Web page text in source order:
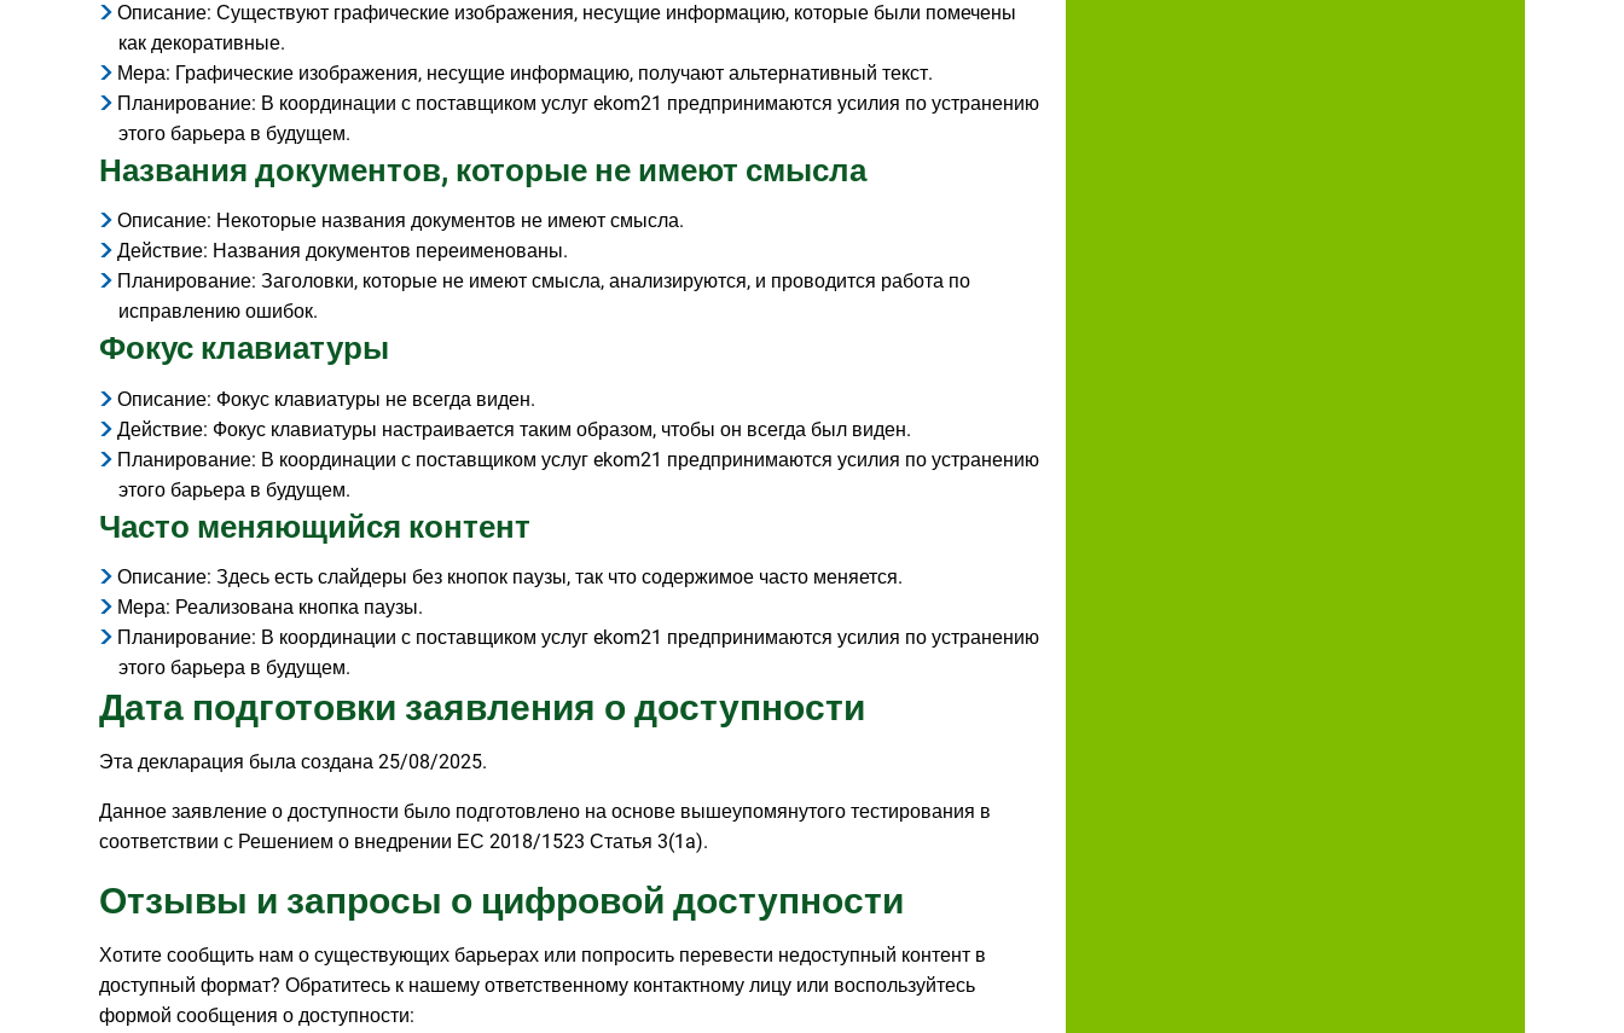
Описание: Существуют графические изображения, несущие информацию, которые были помечены
как декоративные.
Мера: Графические изображения, несущие информацию, получают альтернативный текст.
Планирование: В координации с поставщиком услуг ekom21 предпринимаются усилия по устранению
этого барьера в будущем.
Названия документов, которые не имеют смысла
Описание: Некоторые названия документов не имеют смысла.
Действие: Названия документов переименованы.
Планирование: Заголовки, которые не имеют смысла, анализируются, и проводится работа по
исправлению ошибок.
Фокус клавиатуры
Описание: Фокус клавиатуры не всегда виден.
Действие: Фокус клавиатуры настраивается таким образом, чтобы он всегда был виден.
Планирование: В координации с поставщиком услуг ekom21 предпринимаются усилия по устранению
этого барьера в будущем.
Часто меняющийся контент
Описание: Здесь есть слайдеры без кнопок паузы, так что содержимое часто меняется.
Мера: Реализована кнопка паузы.
Планирование: В координации с поставщиком услуг ekom21 предпринимаются усилия по устранению
этого барьера в будущем.
Дата подготовки заявления о доступности
Эта декларация была создана 25/08/2025.
Данное заявление о доступности было подготовлено на основе вышеупомянутого тестирования в
соответствии с Решением о внедрении ЕС 2018/1523 Статья 3(1a).
Отзывы и запросы о цифровой доступности
Хотите сообщить нам о существующих барьерах или попросить перевести недоступный контент в
доступный формат? Обратитесь к нашему ответственному контактному лицу или воспользуйтесь
формой сообщения о доступности: